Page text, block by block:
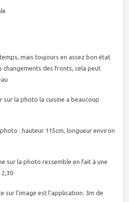
mais toujours en assez bon état
changements des fronts, cela peut
sur la photo la cuisine a beaucoup
: hauteur 115cm, longueur environ
sur la photo ressemble en fait à une
sur l’image est l’application. 3m de